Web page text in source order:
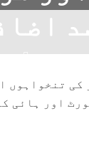
لکھیے ویب
اور ہائی